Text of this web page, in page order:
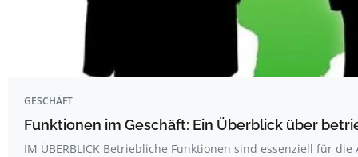
GESCHÄFT
Funktionen im Geschäft: Ein Überblick über
IM ÜBERBLICK Betriebliche Funktionen sind essenziell für